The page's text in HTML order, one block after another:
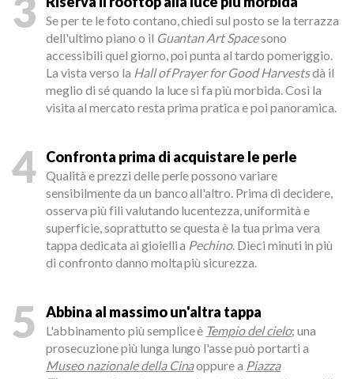
3
Se per te le foto contano, chiedi sul posto se la terrazza
dell'ultimo piano o il Guantan Art Spacesono
accessibili quel giorno, poi punta al tardo pomeriggio.
La vista verso la Hall of Prayer for Good Harvestsdà il
meglio di sé quando la luce si fa più morbida. Così la
visita al mercato resta prima pratica e poi panoramica.
4 Confronta prima di acquistare le perle
Qualità e prezzi delle perle possono variare
sensibilmente da un banco all'altro. Prima di decidere,
osserva più fili valutando lucentezza, uniformità e
superficie, soprattutto se questa è la tua prima vera
tappa dedicata ai gioielli a Pechino. Dieci minuti in più
di confronto danno molta più sicurezza.
5 Abbina al massimo un'altra tappa
L'abbinamento più semplice è Tempio del cielo; una
prosecuzione più lunga lungo l'asse può portarti a
Museo nazionale della Cinaoppure a Piazza